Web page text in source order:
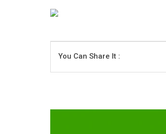
You Can Share It :